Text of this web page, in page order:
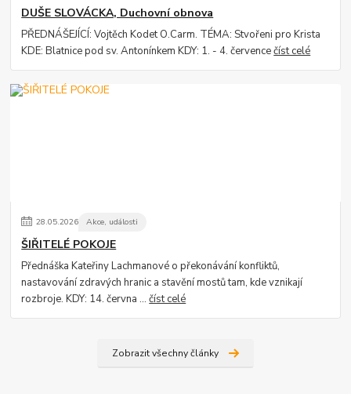
DUŠE SLOVÁCKA, Duchovní obnova
PŘEDNÁŠEJÍCÍ: Vojtěch Kodet O.Carm. TÉMA: Stvořeni pro Krista
KDE: Blatnice pod sv. Antonínkem KDY: 1. - 4. červencečíst celé
28.05.2026 Akce, události
ŠIŘITELÉ POKOJE
Přednáška Kateřiny Lachmanové o překonávání konfliktů,
nastavování zdravých hranic a stavění mostů tam, kde vznikají
rozbroje. KDY: 14. června ...číst celé
Zobrazit všechny články